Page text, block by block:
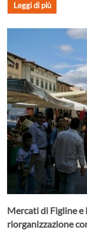
Leggi di più
Mercati di Figline
riorganizzazione